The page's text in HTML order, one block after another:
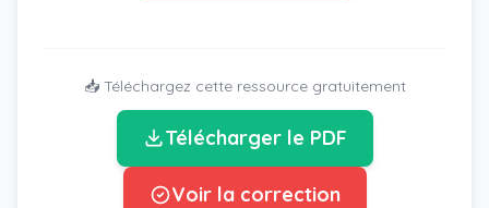
📥 Téléchargez cette ressource gratuitement
Télécharger le PDF
Voir la correction